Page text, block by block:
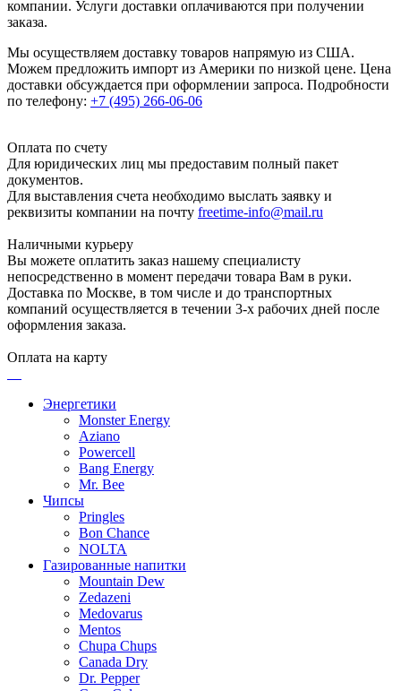
компании. Услуги доставки оплачиваются при получении
заказа.
Мы осуществляем доставку товаров напрямую из США.
Можем предложить импорт из Америки по низкой цене. Цена
доставки обсуждается при оформлении запроса. Подробности
по телефону: +7 (495) 266-06-06
Оплата по счету
Для юридических лиц мы предоставим полный пакет
документов.
Для выставления счета необходимо выслать заявку и
реквизиты компании на почту freetime-info@mail.ru
Наличными курьеру
Вы можете оплатить заказ нашему специалисту
непосредственно в момент передачи товара Вам в руки.
Доставка по Москве, в том числе и до транспортных
компаний осуществляется в течении 3-х рабочих дней после
оформления заказа.
Оплата на карту
Энергетики
Monster Energy
Aziano
Powercell
Bang Energy
Mr. Bee
Чипсы
Pringles
Bon Chance
NOLTA
Газированные напитки
Mountain Dew
Zedazeni
Medovarus
Mentos
Chupa Chups
Canada Dry
Dr. Pepper